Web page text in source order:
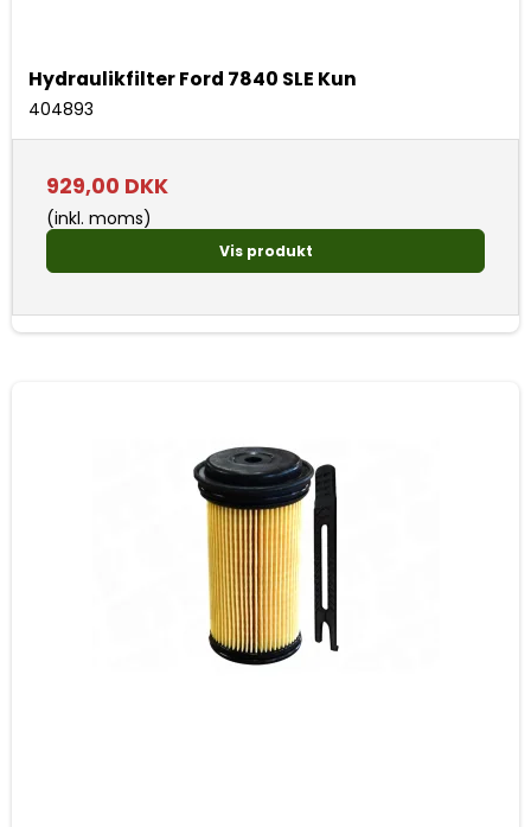
Hydraulikfilter Ford 7840 SLE Kun
404893
929,00 DKK
(inkl. moms)
Vis produkt